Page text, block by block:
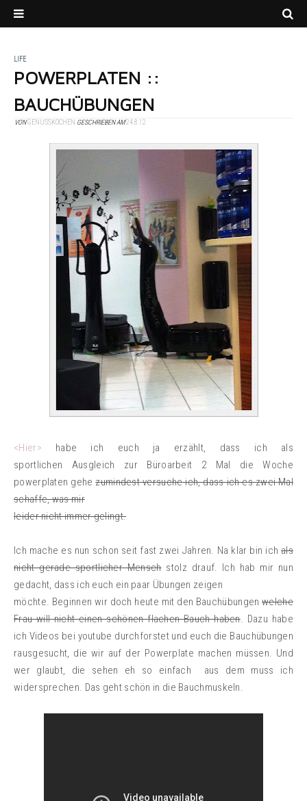
LIFE
POWERPLATEN ::
BAUCHÜBUNGEN
VONGENUSSKOCHEN GESCHRIEBEN AM24.8.12
<Hier> habe ich euch ja erzählt, dass ich als
sportlichen Ausgleich zur Büroarbeit 2 Mal die Woche
powerplaten gehezumindest versuche ich, dass ich es zwei Mal
schaffe, was mir
leider nicht immer gelingt.
Ich mache es nun schon seit fast zwei Jahren. Na klar bin ichals
nicht gerade sportlicher Menschstolz drauf. Ich hab mir nun
gedacht, dass ich euch ein paar Übungen zeigen
möchte. Beginnen wir doch heute mit den Bauchübungenwelche
Frau will nicht einen schönen flachen Bauch haben. Dazu habe
ich Videos bei youtube durchforstet und euch die Bauchübungen
rausgesucht, die wir auf der Powerplate machen müssen. Und
wer glaubt, die sehen eh so einfach aus dem muss ich
widersprechen. Das geht schön in die Bauchmuskeln.